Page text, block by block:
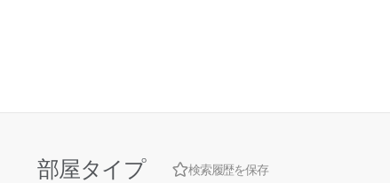
部屋タイプ 検索履歴を保存